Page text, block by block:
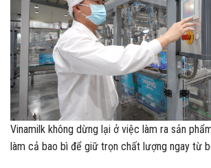
Vinamilk không dừng lại ở việc làm ra sản
làm cả bao bì để giữ trọn chất lượng ngay từ